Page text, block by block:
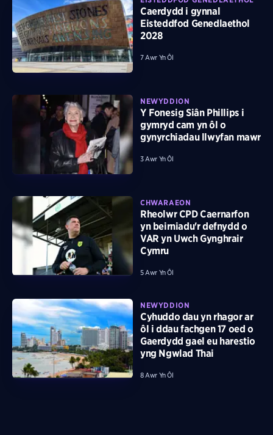
Caerdydd i gynnal
Eisteddfod Genedlaethol
2028
7 Awr Yn Ôl
NEWYDDION
Y Fonesig Siân Phillips i
gymryd cam yn ôl o
gynyrchiadau llwyfan mawr
3 Awr Yn Ôl
CHWARAEON
Rheolwr CPD Caernarfon
yn beirniadu'r defnydd o
VAR yn Uwch Gynghrair
Cymru
5 Awr Yn Ôl
NEWYDDION
Cyhuddo dau yn rhagor ar
ôl i ddau fachgen 17 oed o
Gaerdydd gael eu harestio
yng Ngwlad Thai
8 Awr Yn Ôl